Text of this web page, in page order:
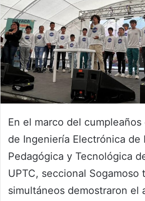
En el marco del cumpleaños
de Ingeniería Electrónica de
Pedagógica y Tecnológica
UPTC, seccional Sogamoso
simultáneos demostraron el